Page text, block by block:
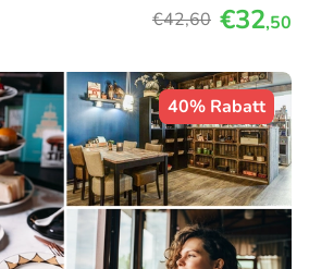
€42,60 €32,50
40% Rabatt